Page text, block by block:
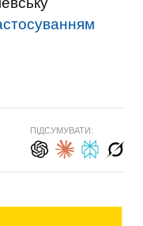
ПІДСУМУВАТИ: